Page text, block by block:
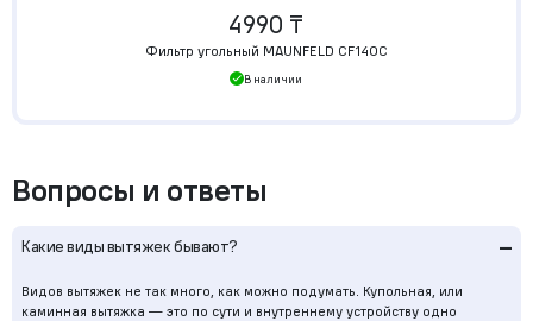
Вопросы и ответы
Какие виды вытяжек бывают? –
Видов вытяжек не так много, как можно подумать. Купольная, или
каминная вытяжка — это по сути и внутреннему устройству одно
4990 ₸
Фильтр угольный MAUNFELD CF140С
В наличии